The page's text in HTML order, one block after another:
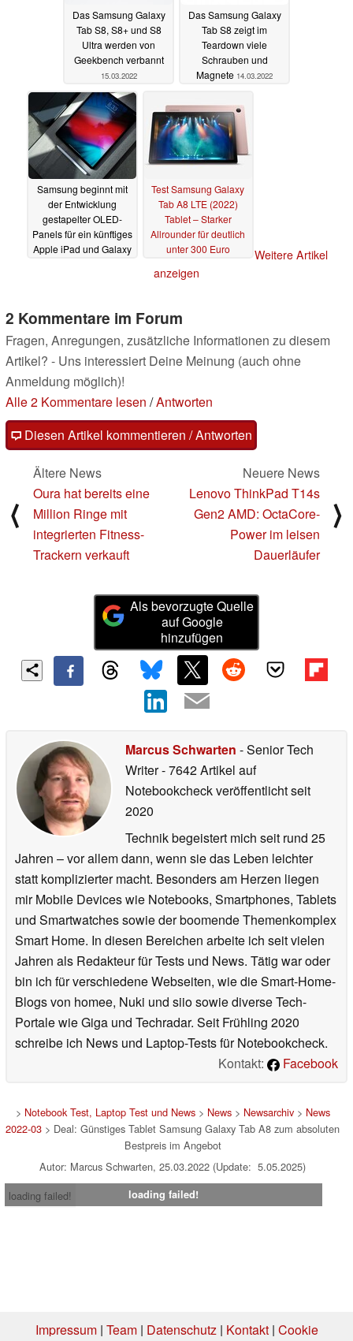
Das Samsung Galaxy
Tab S8, S8+ und S8
Ultra werden von
Geekbench verbannt
15.03.2022
Das Samsung Galaxy
Tab S8 zeigt im
Teardown viele
Schrauben und
Magnete 14.03.2022
Samsung beginnt mit
der Entwicklung
gestapelter OLED-
Panels für ein künftiges
Apple iPad und Galaxy
Test Samsung Galaxy
Tab A8 LTE (2022)
Tablet – Starker
Allrounder für deutlich
unter 300 Euro
Weitere Artikel
anzeigen
2 Kommentare im Forum
Fragen, Anregungen, zusätzliche Informationen zu diesem
Artikel? - Uns interessiert Deine Meinung (auch ohne
Anmeldung möglich)!
Alle 2 Kommentare lesen /Antworten
Diesen Artikel kommentieren / Antworten
⟨
Ältere News
Oura hat bereits eine
Million Ringe mit
integrierten Fitness-
Trackern verkauft
Neuere News
Lenovo ThinkPad T14s
Gen2 AMD: OctaCore-
Power im leisen
Dauerläufer
⟩
Als bevorzugte Quelle
auf Google
hinzufügen
Marcus Schwarten - Senior Tech
Writer- 7642 Artikel auf
Notebookcheck veröffentlichtseit
2020
Technik begeistert mich seit rund 25
Jahren – vor allem dann, wenn sie das Leben leichter
statt komplizierter macht. Besonders am Herzen liegen
mir Mobile Devices wie Notebooks, Smartphones, Tablets
und Smartwatches sowie der boomende Themenkomplex
Smart Home. In diesen Bereichen arbeite ich seit vielen
Jahren als Redakteur für Tests und News. Tätig war oder
bin ich für verschiedene Webseiten, wie die Smart-Home-
Blogs von homee, Nuki und siio sowie diverse Tech-
Portale wie Giga und Techradar. Seit Frühling 2020
schreibe ich News und Laptop-Tests für Notebookcheck.
Kontakt:
Facebook
> Notebook Test, Laptop Test und News> News> Newsarchiv> News
2022-03 > Deal: Günstiges Tablet Samsung Galaxy Tab A8 zum absoluten
Bestpreis im Angebot
Autor: Marcus Schwarten, 25.03.2022 (Update: 5.05.2025)
loading failed!
loading failed!
Impressum| Team| Datenschutz| Kontakt| Cookie